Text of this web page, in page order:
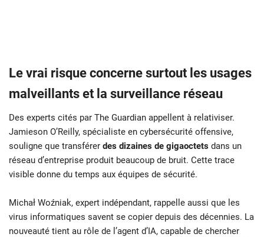
Le vrai risque concerne surtout les usages
malveillants et la surveillance réseau
Des experts cités par The Guardian appellent à relativiser.
Jamieson O’Reilly, spécialiste en cybersécurité offensive,
souligne que transférer des dizaines de gigaoctets dans un
réseau d’entreprise produit beaucoup de bruit. Cette trace
visible donne du temps aux équipes de sécurité.
Michał Woźniak, expert indépendant, rappelle aussi que les
virus informatiques savent se copier depuis des décennies. La
nouveauté tient au rôle de l’agent d’IA, capable de chercher